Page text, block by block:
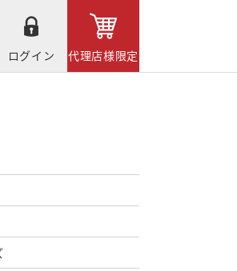
ログイン
代理店様限定